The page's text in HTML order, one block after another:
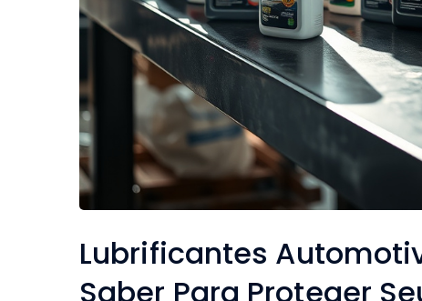
Lubrificantes
Saber Para Proteger